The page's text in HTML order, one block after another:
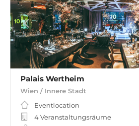
Palais Wertheim
Wien / Innere Stadt
Eventlocation
4 Veranstaltungsräume